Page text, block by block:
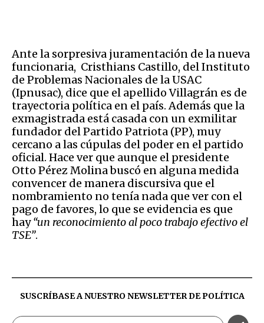
Ante la sorpresiva juramentación de la nueva
funcionaria, Cristhians Castillo, del Instituto
de Problemas Nacionales de la USAC
(Ipnusac), dice que el apellido Villagrán es de
trayectoria política en el país. Además que la
exmagistrada está casada con un exmilitar
fundador del Partido Patriota (PP), muy
cercano a las cúpulas del poder en el partido
oficial. Hace ver que aunque el presidente
Otto Pérez Molina buscó en alguna medida
convencer de manera discursiva que el
nombramiento no tenía nada que ver con el
pago de favores, lo que se evidencia es que
hay“un reconocimiento al poco trabajo efectivo el
TSE”.
SUSCRÍBASE A NUESTRO NEWSLETTER DEPOLÍTICA